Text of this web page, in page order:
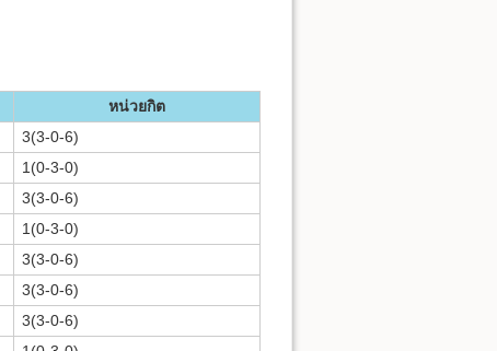
หน่วยกิต
3(3-0-6)
1(0-3-0)
3(3-0-6)
1(0-3-0)
3(3-0-6)
3(3-0-6)
3(3-0-6)